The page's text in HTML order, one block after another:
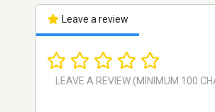
Leave a review